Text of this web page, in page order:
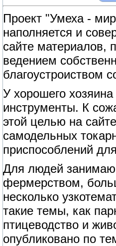
Проект "Умеха -
наполняется и
сайте материалов,
ведением
благоустроиством
У хорошего
инструменты. К
этой целью на
самодельных
приспособлений
Для людей
фермерством,
несколько
такие темы, как
птицеводство и
опубликовано по